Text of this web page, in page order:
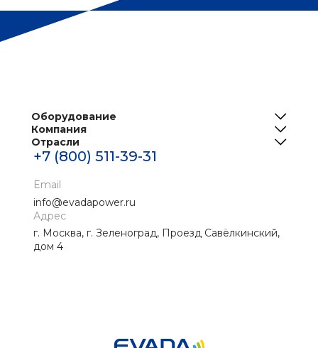
Оборудование
ИБП
Решения для телеком
Компания
О нас
Реализованные проекты
Новости
Контакты
Скачать материалы
Отрасли
Центры обработки данных
Банки
Промышленные ИБП
Медицина
Нефтегаз
+7 (800) 511-39-31
Email
info@evadapower.ru
Адрес
г. Москва, г. Зеленоград, Проезд Савёлкинский,
дом 4